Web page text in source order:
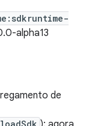
alpha13
de